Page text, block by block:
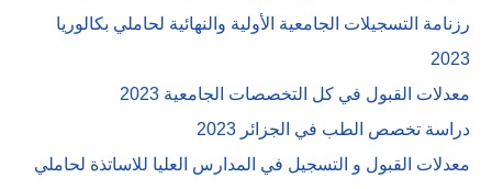
رزنامة التسجيلات الجامعية الأولية والنهائية لحاملي بكالوريا
2023
معدلات القبول في كل التخصصات الجامعية 2023
دراسة تخصص الطب في الجزائر 2023
معدلات القبول و التسجيل في المدارس العليا للاساتذة لحاملي